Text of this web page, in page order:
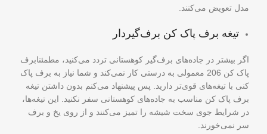
مدل تعویض می‌کنند.
تیغه برف پاک کن برف‌گیر‌دار
اگر بیشتر در جاده‌های برف‌گیر کوهستانی تردد می‌کنید، مطمئنابرف
پاک کن 206 معمولی به درستی کار نمی‌کند و شما نیاز به برف پاک
کنی با تیغه‌های قوی‌تر دارید. پس پیشنهاد می‌کنم بدون داشتن تیغه
برف پاک کن مناسب به جاده‌های کوهستانی سفر نکنید. این تیغه‌ها،
در شرایط جوی سخت شیشه را تمیز می‌کنند و از روی یخ و برف
سر نمی‌خورند.